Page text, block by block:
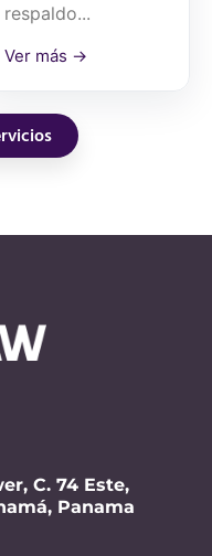
respaldo...
Ver más →
C. 74 Este,
Panama